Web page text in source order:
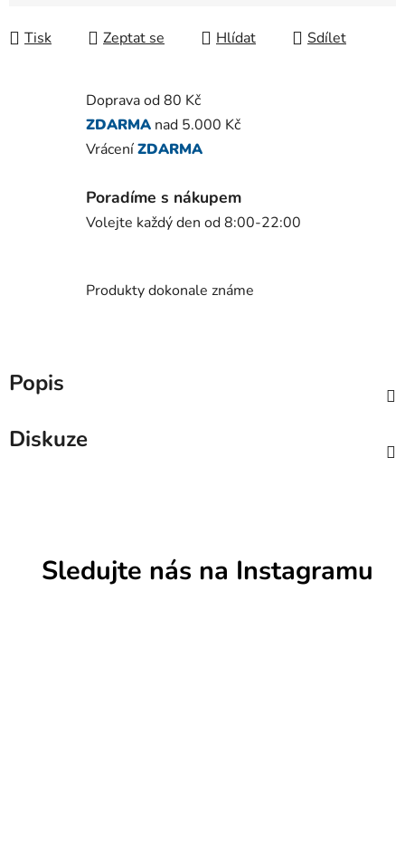
Tisk Zeptat se Hlídat Sdílet
Doprava od 80 Kč
ZDARMA nad 5.000 Kč
VráceníZDARMA
Poradíme s nákupem
Volejte každý den od 8:00-22:00
Produkty dokonale známe
Popis
Diskuze
Sledujte nás na Instagramu